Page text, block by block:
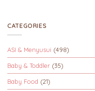
CATEGORIES
ASI & Menyusui (498)
Baby & Toddler (35)
Baby Food (21)